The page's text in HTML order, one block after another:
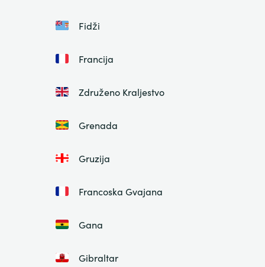
Fidži
Francija
Združeno Kraljestvo
Grenada
Gruzija
Francoska Gvajana
Gana
Gibraltar